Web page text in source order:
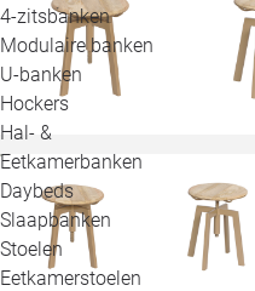
4-zitsbanken
Modulaire banken
U-banken
Hockers
Hal- &
Eetkamerbanken
Daybeds
Slaapbanken
Stoelen
Eetkamerstoelen